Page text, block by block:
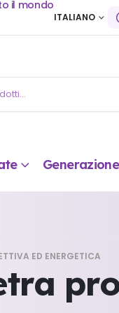
il mondo
ITALIANO
ED ENERGETICA